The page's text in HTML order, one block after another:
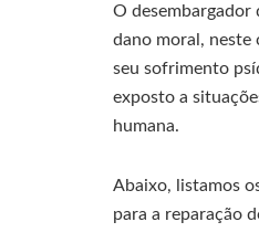
O desembargador
dano moral, neste
seu sofrimento
exposto a
humana.
Abaixo, listamos
para a reparação